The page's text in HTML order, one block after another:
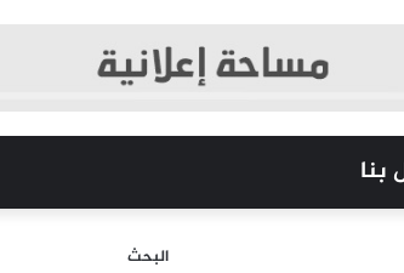
بنا
البحث